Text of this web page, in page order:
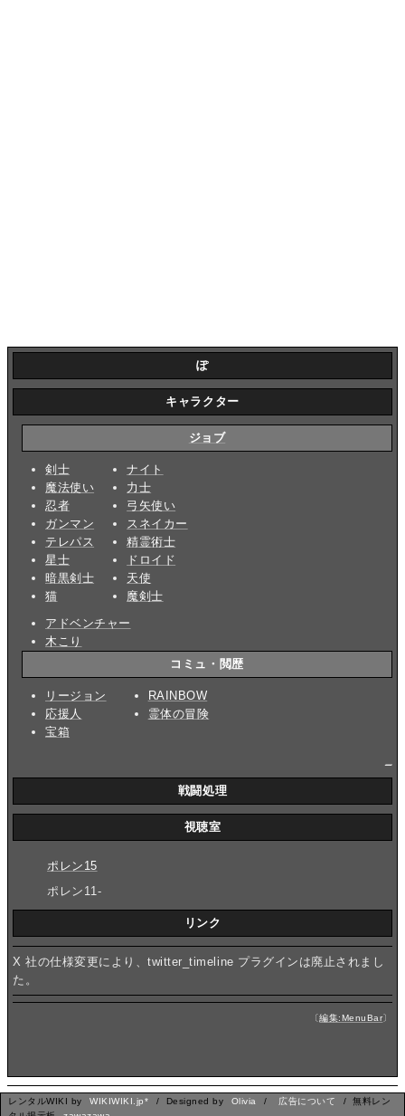
ぽ
キャラクター
ジョブ
剣士
魔法使い
忍者
ガンマン
テレパス
星士
暗黒剣士
猫
ナイト
力士
弓矢使い
スネイカー
精霊術士
ドロイド
天使
魔剣士
アドベンチャー
木こり
コミュ・閲歴
リージョン
応援人
宝箱
RAINBOW
霊体の冒険
戦闘処理
視聴室
ポレン15
ポレン11-
リンク
X 社の仕様変更により、twitter_timeline プラグインは廃止されまし
た。
〔編集:MenuBar〕
レンタルWIKI by WIKIWIKI.jp* / Designed by Olivia / 広告について
/ 無料レン